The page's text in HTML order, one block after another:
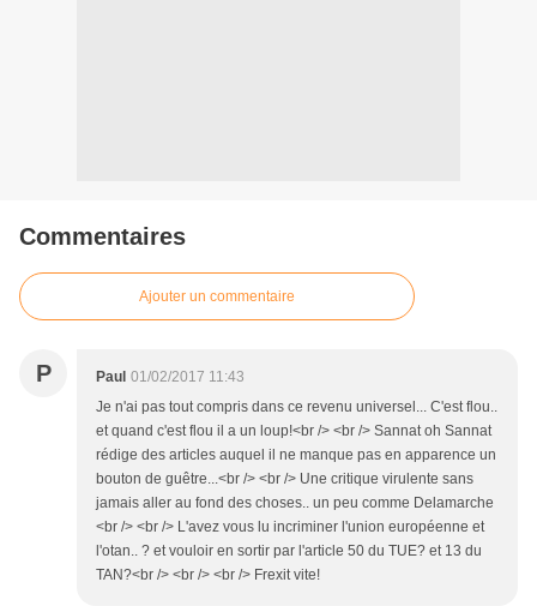
Commentaires
Ajouter un commentaire
P Paul 01/02/2017 11:43
Je n'ai pas tout compris dans ce revenu universel... C'est flou..
et quand c'est flou il a un loup!<br /> <br /> Sannat oh Sannat
rédige des articles auquel il ne manque pas en apparence un
bouton de guêtre...<br /> <br /> Une critique virulente sans
jamais aller au fond des choses.. un peu comme Delamarche
<br /> <br /> L'avez vous lu incriminer l'union européenne et
l'otan.. ? et vouloir en sortir par l'article 50 du TUE? et 13 du
TAN?<br /> <br /> <br /> Frexit vite!